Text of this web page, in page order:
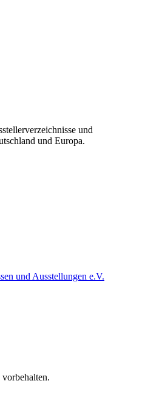
und
und Europa.
und Ausstellungen e.V.